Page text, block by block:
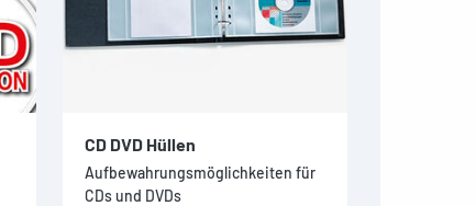
CD DVD Hüllen
Aufbewahrungsmöglichkeiten für
CDs und DVDs